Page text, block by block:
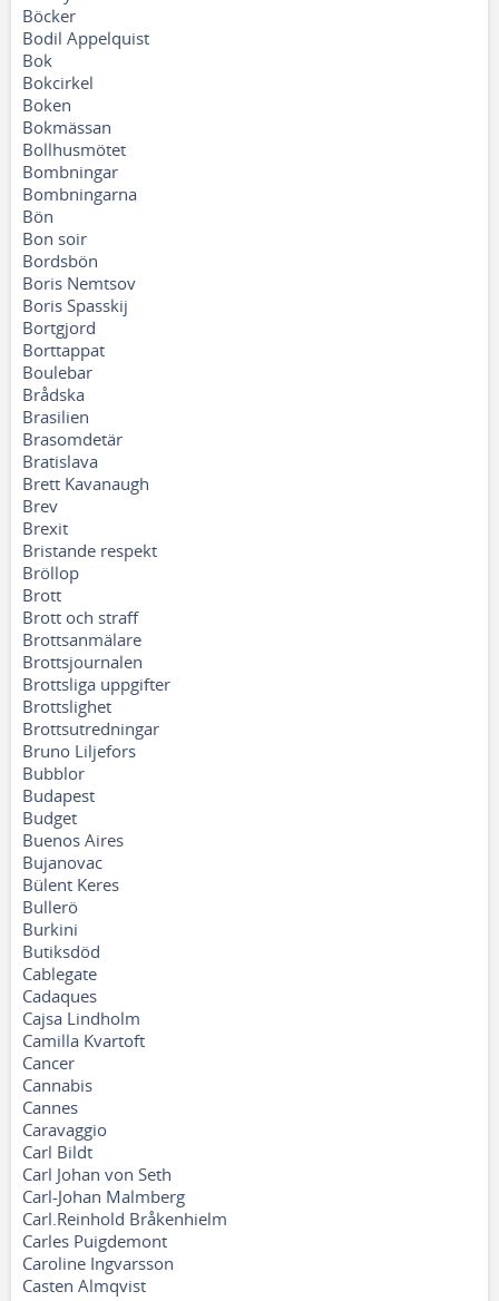
Böcker
Bodil Appelquist
Bok
Bokcirkel
Boken
Bokmässan
Bollhusmötet
Bombningar
Bombningarna
Bön
Bon soir
Bordsbön
Boris Nemtsov
Boris Spasskij
Bortgjord
Borttappat
Boulebar
Brådska
Brasilien
Brasomdetär
Bratislava
Brett Kavanaugh
Brev
Brexit
Bristande respekt
Bröllop
Brott
Brott och straff
Brottsanmälare
Brottsjournalen
Brottsliga uppgifter
Brottslighet
Brottsutredningar
Bruno Liljefors
Bubblor
Budapest
Budget
Buenos Aires
Bujanovac
Bülent Keres
Bullerö
Burkini
Butiksdöd
Cablegate
Cadaques
Cajsa Lindholm
Camilla Kvartoft
Cancer
Cannabis
Cannes
Caravaggio
Carl Bildt
Carl Johan von Seth
Carl-Johan Malmberg
Carl.Reinhold Bråkenhielm
Carles Puigdemont
Caroline Ingvarsson
Casten Almqvist